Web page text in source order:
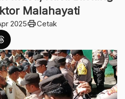
Malahayati
2025printCetak